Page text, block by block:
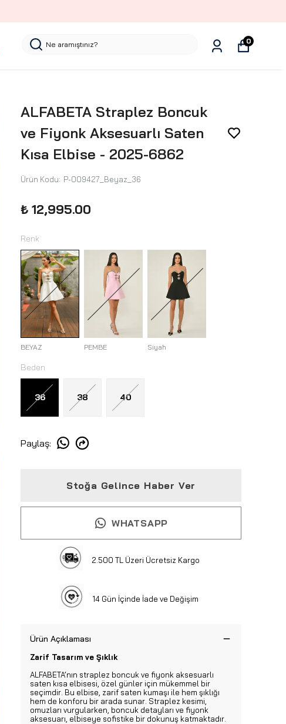
0
ALFABETA Straplez Boncuk
ve Fiyonk Aksesuarlı Saten
Kısa Elbise - 2025-6862
Ürün Kodu: P-009427_Beyaz_36
₺ 12,995.00
Renk
BEYAZ PEMBE Siyah
Beden
36 38 40
Paylaş:
Stoğa Gelince Haber Ver
WHATSAPP
2.500 TL Üzeri Ücretsiz Kargo
14 Gün İçinde İade ve Değişim
Ürün Açıklaması
Zarif Tasarım ve Şıklık
ALFABETA’nın straplez boncuk ve fiyonk aksesuarlı
saten kısa elbisesi, özel günler için mükemmel bir
seçimdir. Bu elbise, zarif saten kumaşı ile hem şıklığı
hem de konforu bir arada sunar. Straplez kesimi,
omuzları vurgularken, boncuk detayları ve fiyonk
aksesuarı, elbiseye sofistike bir dokunuş katmaktadır.